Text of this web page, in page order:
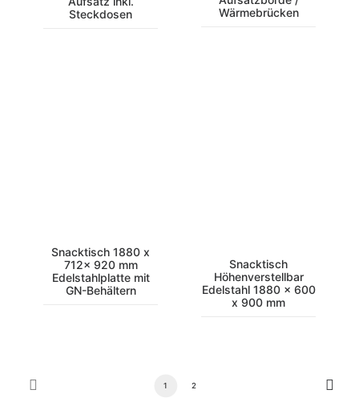
Steckdosen
Wärmebrücken
Snacktisch 1880 x
712x 920 mm
Edelstahlplatte mit
GN-Behältern
Snacktisch
Höhenverstellbar
Edelstahl 1880 x 600
x 900 mm
1 2